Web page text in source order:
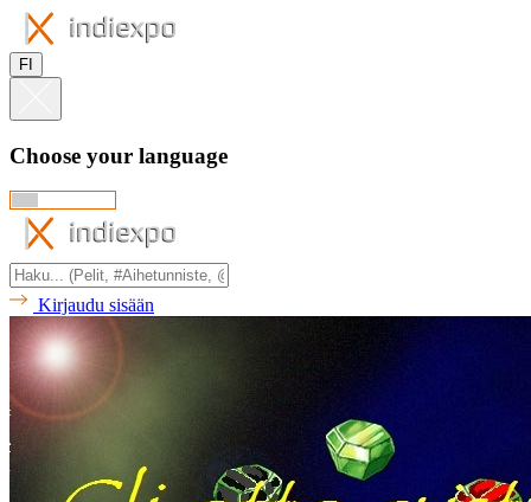
FI
Choose your language
Kirjaudu sisään